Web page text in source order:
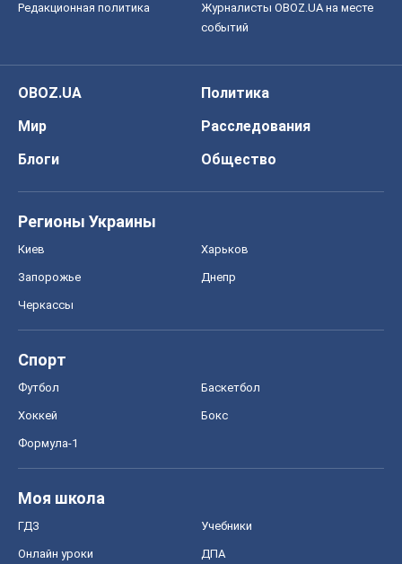
Редакционная политика
Журналисты OBOZ.UA на месте
событий
OBOZ.UA
Политика
Мир
Расследования
Блоги
Общество
Регионы Украины
Киев Харьков
Запорожье Днепр
Черкассы
Спорт
Футбол Баскетбол
Хоккей Бокс
Формула-1
Моя школа
ГДЗ Учебники
Онлайн уроки ДПА